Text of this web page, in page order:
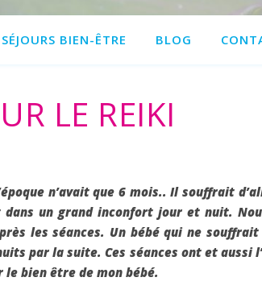
SÉJOURS BIEN-ÊTRE BLOG
LE REIKI
n’avait que 6 mois.. Il souffrait
un grand inconfort jour et nuit.
les séances. Un bébé qui ne
par la suite. Ces séances ont et aussi
bien être de mon bébé.